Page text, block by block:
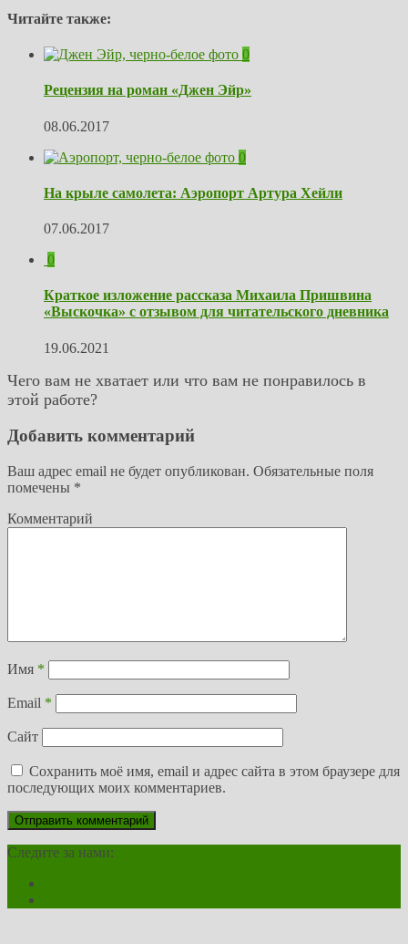
Читайте также:
0
Рецензия на роман «Джен Эйр»
08.06.2017
0
На крыле самолета: Аэропорт Артура Хейли
07.06.2017
0
Краткое изложение рассказа Михаила Пришвина
«Выскочка» с отзывом для читательского дневника
19.06.2021
Чего вам не хватает или что вам не понравилось в
этой работе?
Добавить комментарий
Ваш адрес email не будет опубликован. Обязательные поля
помечены *
Комментарий
Имя *
Email *
Сайт
Сохранить моё имя, email и адрес сайта в этом браузере для
последующих моих комментариев.
Следите за нами: